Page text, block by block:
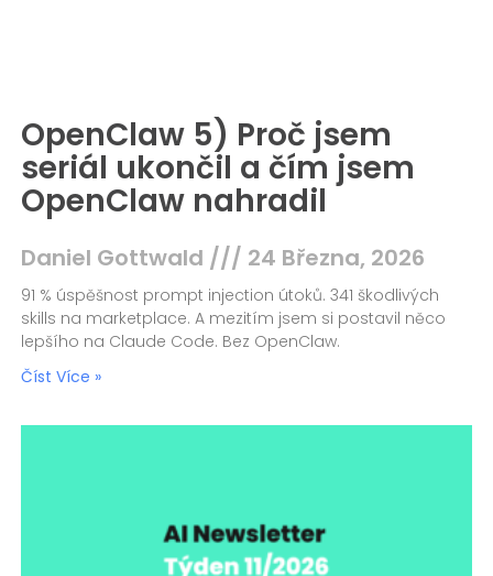
OpenClaw 5) Proč jsem
seriál ukončil a čím jsem
OpenClaw nahradil
Daniel Gottwald 24 Března, 2026
91 % úspěšnost prompt injection útoků. 341 škodlivých
skills na marketplace. A mezitím jsem si postavil něco
lepšího na Claude Code. Bez OpenClaw.
Číst Více »